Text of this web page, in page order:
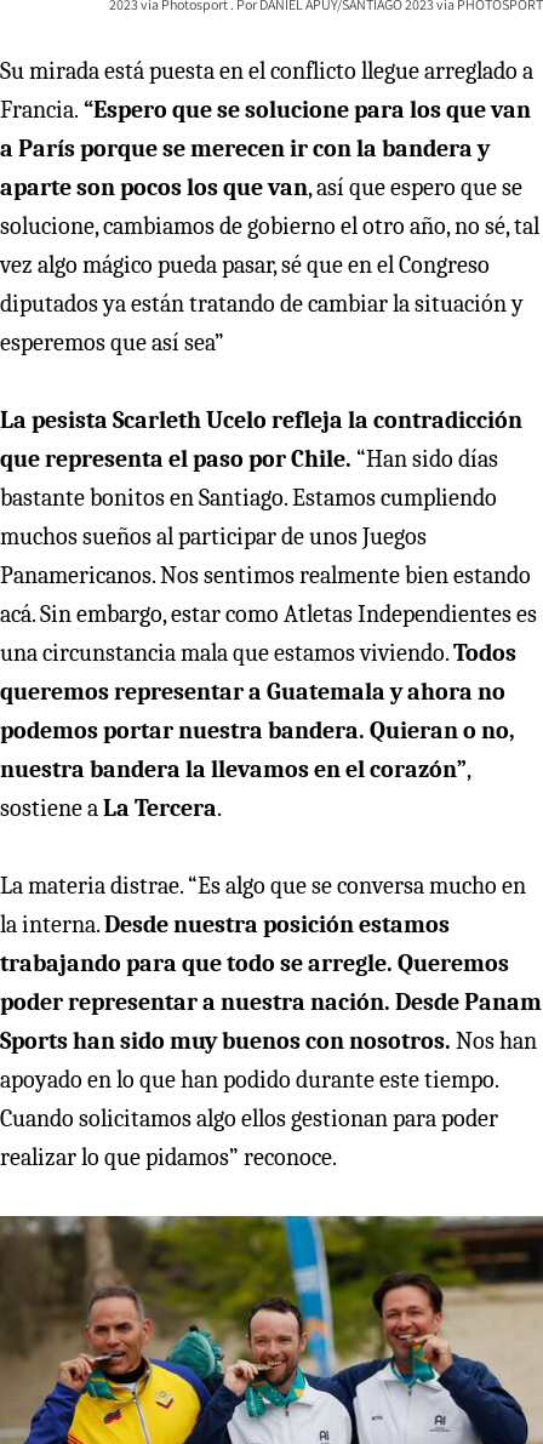
2023 vía Photosport DANIEL APUY/SANTIAGO 2023 via PHOTOSPORT
Su mirada está puesta en el conflicto llegue arreglado a
Francia. “Espero que se solucione para los que van
a París porque se merecen ir con la bandera y
aparte son pocos los que van, así que espero que se
solucione, cambiamos de gobierno el otro año, no sé, tal
vez algo mágico pueda pasar, sé que en el Congreso
diputados ya están tratando de cambiar la situación y
esperemos que así sea”
La pesista Scarleth Ucelo refleja la contradicción
que representa el paso por Chile. “Han sido días
bastante bonitos en Santiago. Estamos cumpliendo
muchos sueños al participar de unos Juegos
Panamericanos. Nos sentimos realmente bien estando
acá. Sin embargo, estar como Atletas Independientes es
una circunstancia mala que estamos viviendo.Todos
queremos representar a Guatemala y ahora no
podemos portar nuestra bandera. Quieran o no,
nuestra bandera la llevamos en el corazón”,
sostiene a La Tercera.
La materia distrae. “Es algo que se conversa mucho en
la interna.Desde nuestra posición estamos
trabajando para que todo se arregle. Queremos
poder representar a nuestra nación. Desde Panam
Sports han sido muy buenos con nosotros. Nos han
apoyado en lo que han podido durante este tiempo.
Cuando solicitamos algo ellos gestionan para poder
realizar lo que pidamos” reconoce.